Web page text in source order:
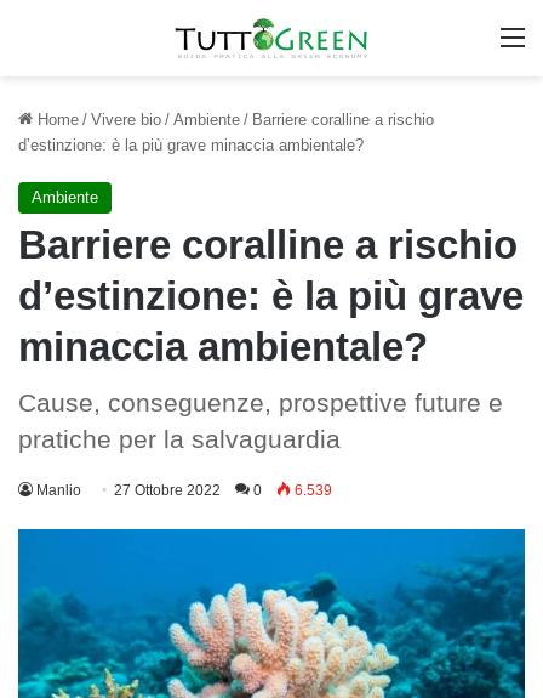
Home / Vivere bio / Ambiente / Barriere coralline a rischio
d’estinzione: è la più grave minaccia ambientale?
Ambiente
Barriere coralline a rischio
d’estinzione: è la più grave
minaccia ambientale?
Cause, conseguenze, prospettive future e
pratiche per la salvaguardia
Manlio 27 Ottobre 2022 0 6.539